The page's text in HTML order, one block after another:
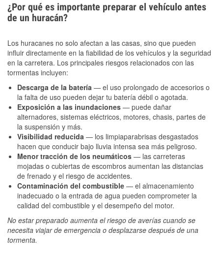
¿Por qué es importante preparar el vehículo antes
de un huracán?
Los huracanes no solo afectan a las casas, sino que pueden
influir directamente en la fiabilidad de los vehículos y la seguridad
en la carretera. Los principales riesgos relacionados con las
tormentas incluyen:
Descarga de la batería — el uso prolongado de accesorios o
la falta de uso pueden dejar tu batería débil o agotada.
Exposición a las inundaciones — puede dañar
alternadores, sistemas eléctricos, motores, chasis, partes de
la suspensión y más.
Visibilidad reducida — los limpiaparabrisas desgastados
hacen que conducir bajo lluvia intensa sea más peligroso.
Menor tracción de los neumáticos — las carreteras
mojadas o cubiertas de escombros aumentan las distancias
de frenado y el riesgo de accidentes.
Contaminación del combustible — el almacenamiento
inadecuado o la entrada de agua pueden comprometer la
calidad del combustible y el desempeño del motor.
No estar preparado aumenta el riesgo de averías cuando se
necesita viajar de emergencia o desplazarse después de una
tormenta.